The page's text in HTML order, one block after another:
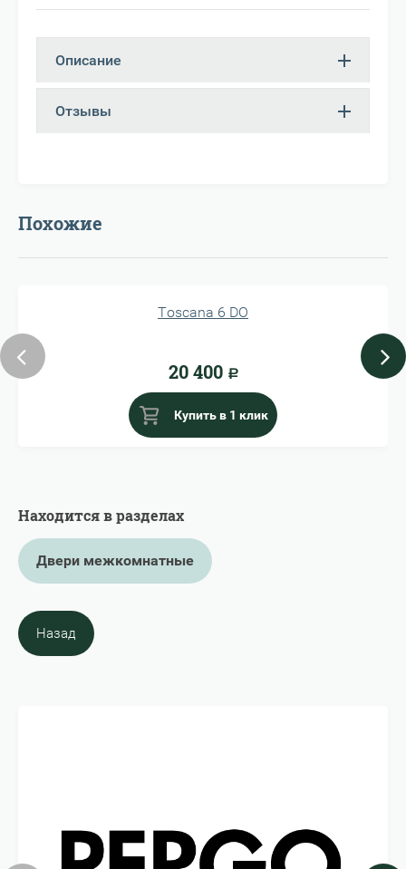
Описание
Отзывы
Похожие
Toscana 6 DO
20 400 Р
Купить в 1 клик
Находится в разделах
Двери межкомнатные
Назад